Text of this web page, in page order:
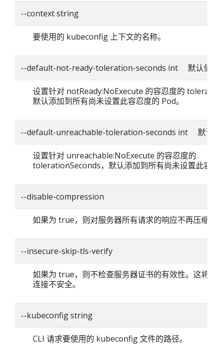
--context string
要使用的 kubeconfig 上下文的名称。
--default-not-ready-toleration-seconds int 默认值：
设置针对 notReady:NoExecute 的容忍度的
默认添加到所有尚未设置此容忍度的 Pod。
--default-unreachable-toleration-seconds int 默认值
设置针对 unreachable:NoExecute 的容忍度的
tolerationSeconds，默认添加到所有尚未设置此容忍
--disable-compression
如果为 true，则对服务器所有请求的响应不再压缩。
--insecure-skip-tls-verify
如果为 true，则不检查服务器证书的有效性。这将使
连接不安全。
--kubeconfig string
CLI 请求要使用的 kubeconfig 文件的路径。